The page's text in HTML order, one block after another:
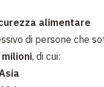
alimentare
di persone che
, di cui: